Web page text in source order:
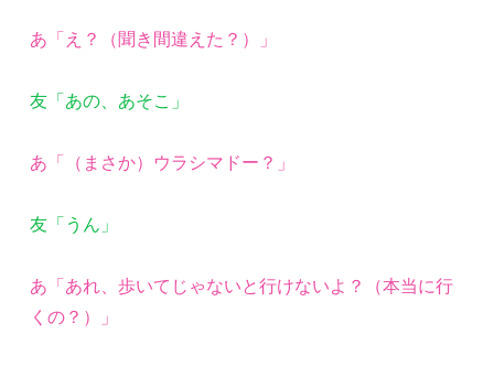
あ「え？（聞き間違えた？）」
友「あの、あそこ」
あ「（まさか）ウラシマドー？」
友「うん」
あ「あれ、歩いてじゃないと行けないよ？（本当に行
くの？）」